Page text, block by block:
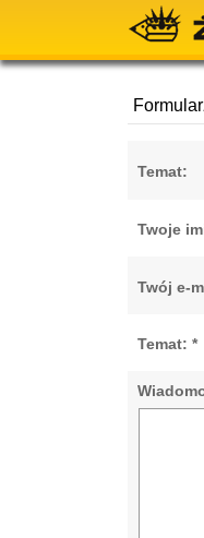
Temat:
Twoje
Twój e-
Temat: *